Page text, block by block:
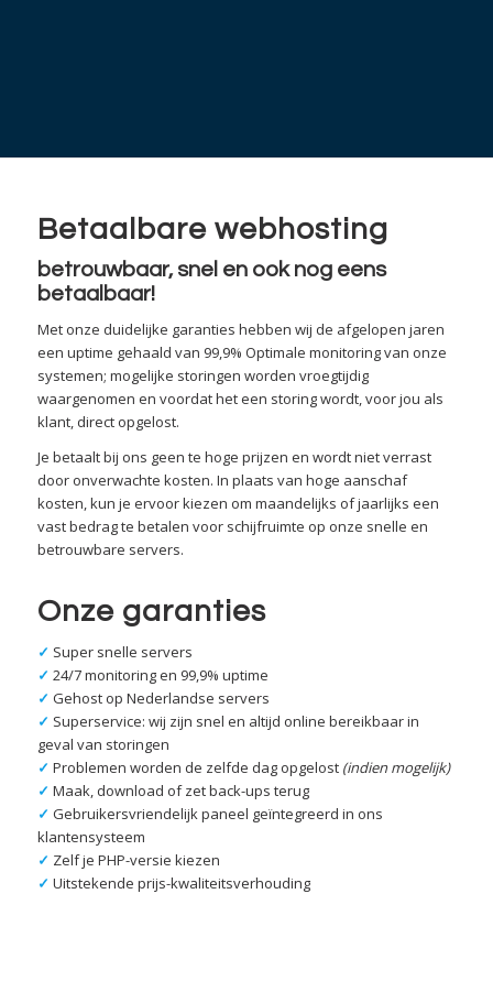
Betaalbare webhosting
betrouwbaar, snel en ook nog eens
betaalbaar!
Met onze duidelijke garanties hebben wij de afgelopen jaren
een uptime gehaald van 99,9% Optimale monitoring van onze
systemen; mogelijke storingen worden vroegtijdig
waargenomen en voordat het een storing wordt, voor jou als
klant, direct opgelost.
Je betaalt bij ons geen te hoge prijzen en wordt niet verrast
door onverwachte kosten. In plaats van hoge aanschaf
kosten, kun je ervoor kiezen om maandelijks of jaarlijks een
vast bedrag te betalen voor schijfruimte op onze snelle en
betrouwbare servers.
Onze garanties
✓ Super snelle servers
✓ 24/7 monitoring en 99,9% uptime
✓ Gehost op Nederlandse servers
✓ Superservice: wij zijn snel en altijd online bereikbaar in
geval van storingen
✓ Problemen worden de zelfde dag opgelost (indien mogelijk)
✓ Maak, download of zet back-ups terug
✓ Gebruikersvriendelijk paneel geïntegreerd in ons
klantensysteem
✓ Zelf je PHP-versie kiezen
✓ Uitstekende prijs-kwaliteitsverhouding